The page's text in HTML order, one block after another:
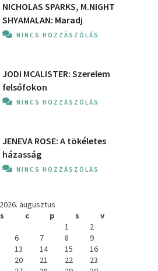
NICHOLAS SPARKS, M.NIGHT
SHYAMALAN: Maradj
NINCS HOZZÁSZÓLÁS
JODI MCALISTER: Szerelem
felsőfokon
NINCS HOZZÁSZÓLÁS
JENEVA ROSE: A ​tökéletes
házasság
NINCS HOZZÁSZÓLÁS
2026. augusztus
s c p s
v
1
2
6 7 8
9
13 14 15
16
20 21 22
23